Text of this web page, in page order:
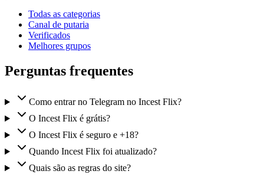
Todas as categorias
Canal de putaria
Verificados
Melhores grupos
Perguntas frequentes
Como entrar no Telegram no Incest Flix?
O Incest Flix é grátis?
O Incest Flix é seguro e +18?
Quando Incest Flix foi atualizado?
Quais são as regras do site?